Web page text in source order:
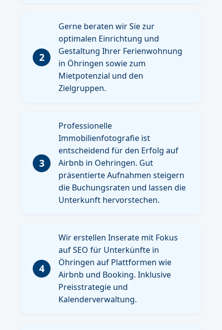
2
Gerne beraten wir Sie zur
optimalen Einrichtung und
Gestaltung Ihrer Ferienwohnung
in Öhringen sowie zum
Mietpotenzial und den
Zielgruppen.
3
Professionelle
Immobilienfotografie ist
entscheidend für den Erfolg auf
Airbnb in Oehringen. Gut
präsentierte Aufnahmen steigern
die Buchungsraten und lassen die
Unterkunft hervorstechen.
4
Wir erstellen Inserate mit Fokus
auf SEO für Unterkünfte in
Öhringen auf Plattformen wie
Airbnb und Booking. Inklusive
Preisstrategie und
Kalenderverwaltung.